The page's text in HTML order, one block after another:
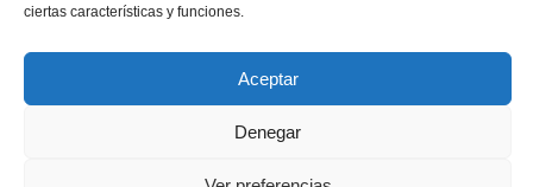
ciertas características y funciones.
Aceptar
Denegar